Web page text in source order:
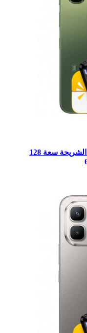
موبايل انفينكس هوت 60 5جي بلس ثنائي الشريحة سعة 128